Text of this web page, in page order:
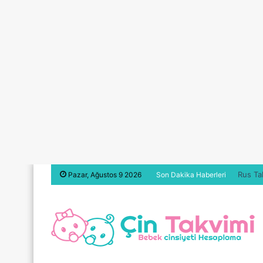
Pazar, Ağustos 9 2026 Son Dakika Haberleri Rus